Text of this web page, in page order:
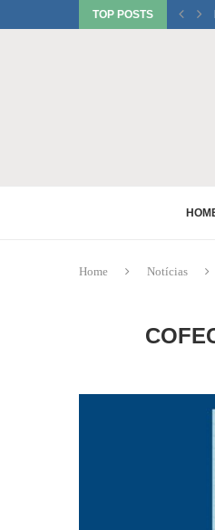
TOP POSTS
Home Notícias